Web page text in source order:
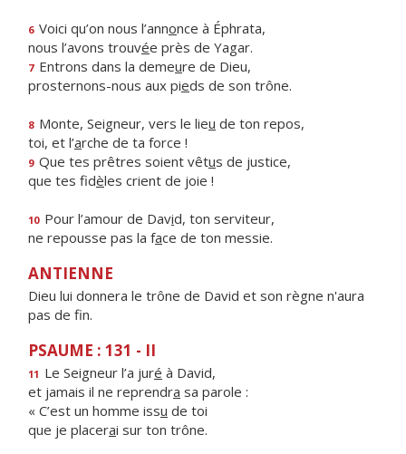
6 Voici qu’on nous l’annonce à Éphrata,
nous l’avons trouvée près de Yagar.
7 Entrons dans la demeure de Dieu,
prosternons-nous aux pieds de son trône.
8 Monte, Seigneur, vers le lieu de ton repos,
toi, et l’arche de ta force !
9 Que tes prêtres soient vêtus de justice,
que tes fidèles crient de joie !
10 Pour l’amour de David, ton serviteur,
ne repousse pas la face de ton messie.
ANTIENNE
Dieu lui donnera le trône de David et son règne n'aura
pas de fin.
PSAUME : 131 - II
11 Le Seigneur l’a juré à David,
et jamais il ne reprendra sa parole :
« C’est un homme issu de toi
que je placerai sur ton trône.